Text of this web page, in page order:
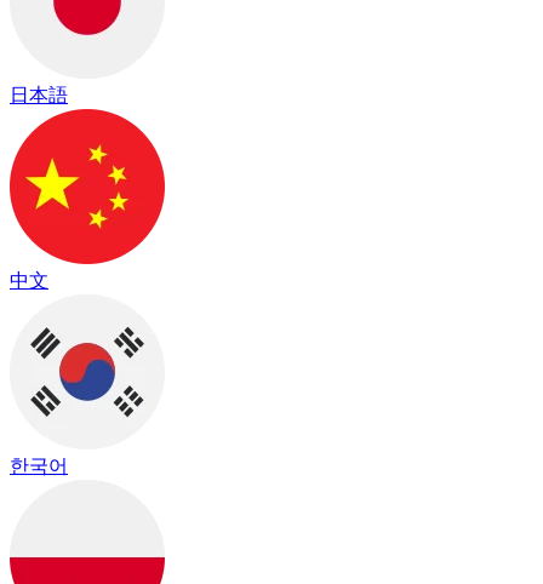
日本語
中文
한국어